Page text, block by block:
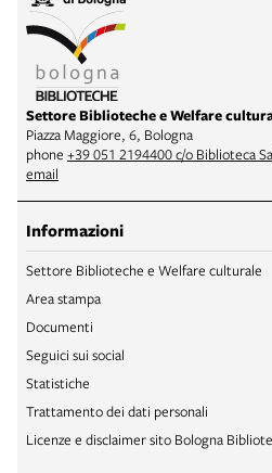
Settore Biblioteche e Welfare
Piazza Maggiore, 6, Bologna
phone +39 051 2194400 c/o Biblioteca
email
Informazioni
Settore Biblioteche e Welfare culturale
Area stampa
Documenti
Seguici sui social
Statistiche
Trattamento dei dati personali
Licenze e disclaimer sito Bologna